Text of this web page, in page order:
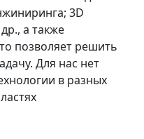
3D
а также
позволяет решить
Для нас нет
в разных